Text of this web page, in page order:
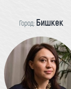
Город: Бишкек